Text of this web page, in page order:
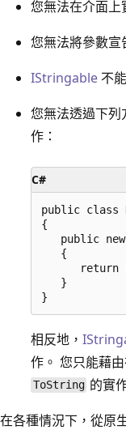
您無法在介面上
您無法將參數宣
IStringable 不
您無法透過下列
作：
C#
public class
{
public
   {
return
   }
相反地，
作。 您只能藉
ToString 的實
在各種情況下，從原